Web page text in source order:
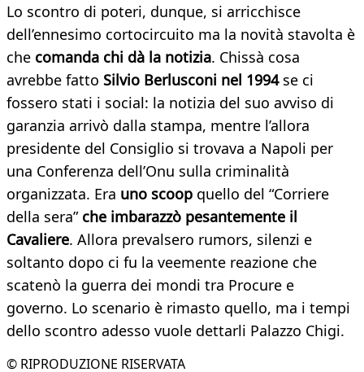
Lo scontro di poteri, dunque, si arricchisce
dell’ennesimo cortocircuito ma la novità stavolta è
che comanda chi dà la notizia. Chissà cosa
avrebbe fatto Silvio Berlusconi nel 1994se ci
fossero stati i social: la notizia del suo avviso di
garanzia arrivò dalla stampa, mentre l’allora
presidente del Consiglio si trovava a Napoli per
una Conferenza dell’Onu sulla criminalità
organizzata. Era uno scoop quello del “Corriere
della sera” che imbarazzò pesantemente il
Cavaliere. Allora prevalsero rumors, silenzi e
soltanto dopo ci fu la veemente reazione che
scatenò la guerra dei mondi tra Procure e
governo. Lo scenario è rimasto quello, ma i tempi
dello scontro adesso vuole dettarli Palazzo Chigi.
© RIPRODUZIONE RISERVATA